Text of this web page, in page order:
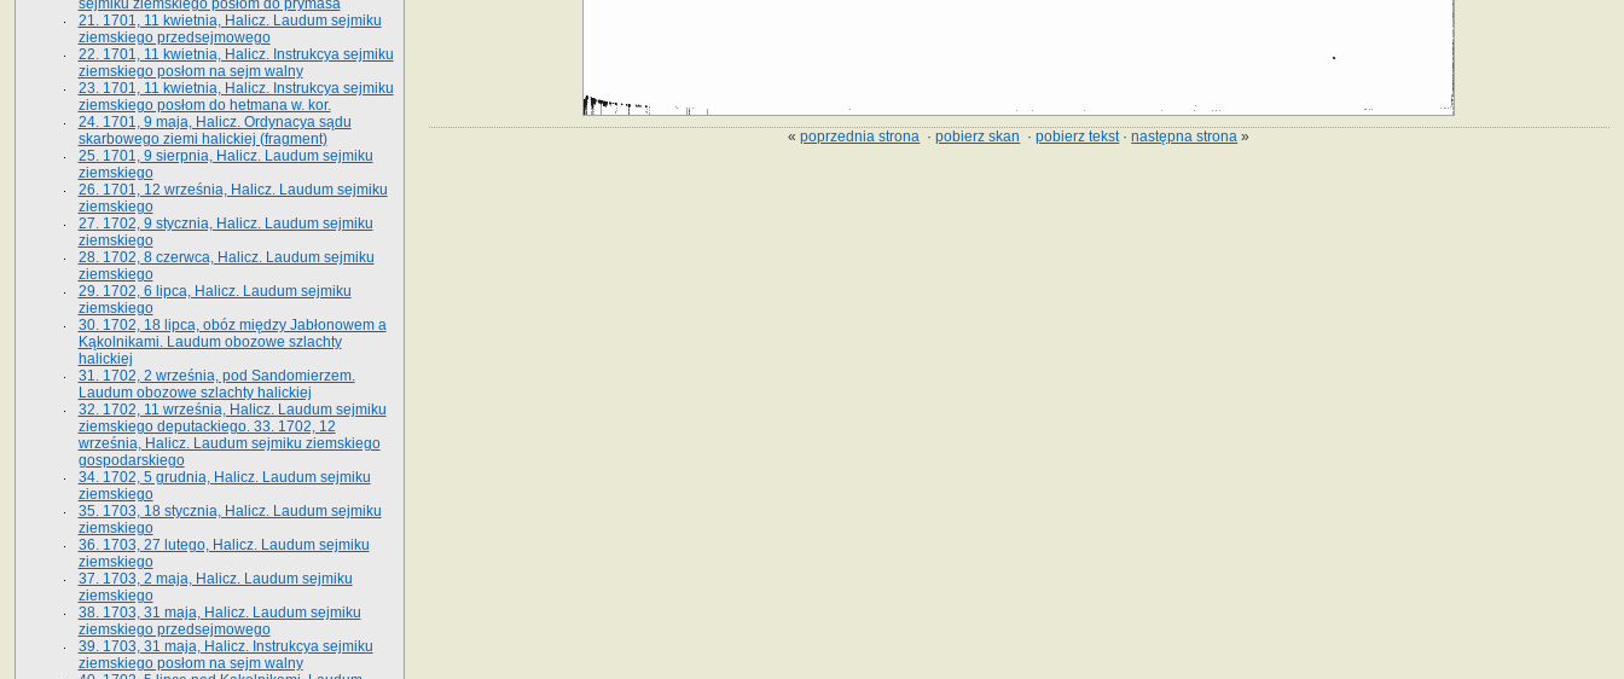
«poprzednia strona ·pobierz skan ·pobierz tekst·następna strona »
sejmiku ziemskiego posłom do prymasa
21. 1701, 11 kwietnia, Halicz. Laudum sejmiku
ziemskiego przedsejmowego
22. 1701, 11 kwietnia, Halicz. Instrukcya sejmiku
ziemskiego posłom na sejm walny
23. 1701, 11 kwietnia, Halicz. Instrukcya sejmiku
ziemskiego posłom do hetmana w. kor.
24. 1701, 9 maja, Halicz. Ordynacya sądu
skarbowego ziemi halickiej (fragment)
25. 1701, 9 sierpnia, Halicz. Laudum sejmiku
ziemskiego
26. 1701, 12 września, Halicz. Laudum sejmiku
ziemskiego
27. 1702, 9 stycznia, Halicz. Laudum sejmiku
ziemskiego
28. 1702, 8 czerwca, Halicz. Laudum sejmiku
ziemskiego
29. 1702, 6 lipca, Halicz. Laudum sejmiku
ziemskiego
30. 1702, 18 lipca, obóz między Jabłonowem a
Kąkolnikami. Laudum obozowe szlachty
halickiej
31. 1702, 2 września, pod Sandomierzem.
Laudum obozowe szlachty halickiej
32. 1702, 11 września, Halicz. Laudum sejmiku
ziemskiego deputackiego. 33. 1702, 12
września, Halicz. Laudum sejmiku ziemskiego
gospodarskiego
34. 1702, 5 grudnia, Halicz. Laudum sejmiku
ziemskiego
35. 1703, 18 stycznia, Halicz. Laudum sejmiku
ziemskiego
36. 1703, 27 lutego, Halicz. Laudum sejmiku
ziemskiego
37. 1703, 2 maja, Halicz. Laudum sejmiku
ziemskiego
38. 1703, 31 maja, Halicz. Laudum sejmiku
ziemskiego przedsejmowego
39. 1703, 31 maja, Halicz. Instrukcya sejmiku
ziemskiego posłom na sejm walny